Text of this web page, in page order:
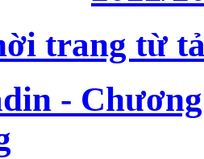
trang từ
-